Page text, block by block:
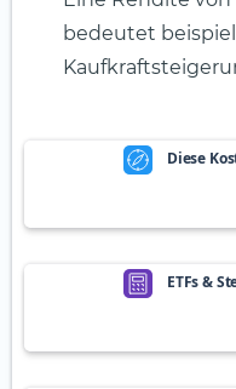
bedeutet
Diese
ETFs &